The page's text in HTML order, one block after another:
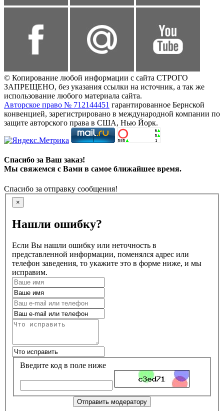
© Копирование любой информации с сайта СТРОГО
ЗАПРЕЩЕНО, без указания ссылки на источник, а так же
использование любого материала сайта.
Авторское право № 712144451 гарантированное Бернской
конвенцией, зарегистрировано в международной компании по
защите авторского права в США, Нью Йорк.
Спасибо за Ваш заказ!
Мы свяжемся с Вами в самое ближайшее время.
Спасибо за отправку сообщения!
×
Нашли ошибку?
Если Вы нашли ошибку или неточность в
представленной информации, поменялся адрес или
телефон заведения, то укажите это в форме ниже, и мы
исправим.
Введите код в поле ниже
Отправить модератору